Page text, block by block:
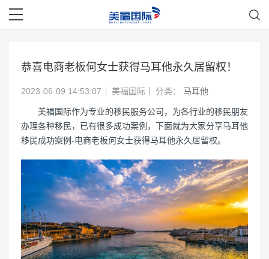
恭喜电商老板何女士获得马耳他永久居留权！
2023-06-09 14:53:07 美福国际 分类： 马耳他
美福国际作为专业的移民服务公司，为各行业的移民朋友
办理各种移民，已有很多成功案例，下面就为大家分享马耳他
移民成功案例-电商老板何女士获得马耳他永久居留权。